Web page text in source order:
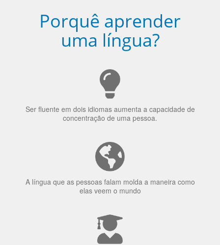
uma língua?
Ser fluente em dois idiomas aumenta a capacidade de
concentração de uma pessoa.
A língua que as pessoas falam molda a maneira como
elas veem o mundo
70% dos recrutadores de emprego consideram o
bilinguismo uma qualidade extremamente impressionante